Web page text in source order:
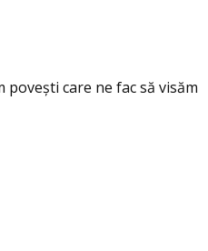
care ne fac să visăm